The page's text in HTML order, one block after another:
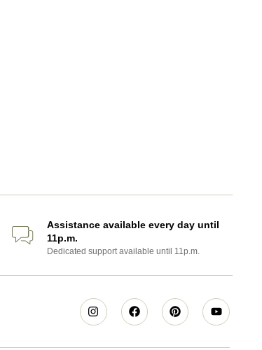
Assistance available every day until
11p.m.
Dedicated support available until 11p.m.